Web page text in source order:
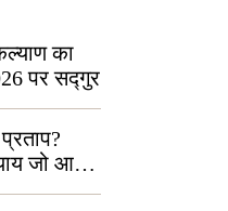
का
पर सद्गुर
जो आज